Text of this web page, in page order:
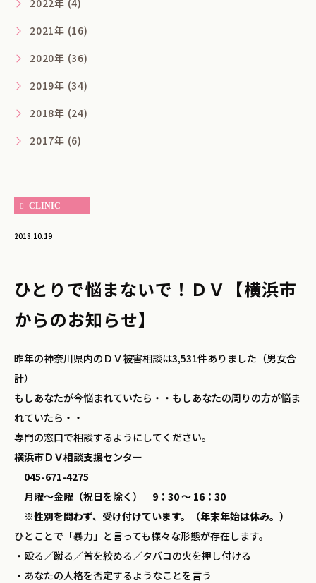
CLINIC
2018.10.19
ひとりで悩まないで！ＤＶ【横浜市
からのお知らせ】
昨年の神奈川県内のＤＶ被害相談は3,531件ありました（男女合
計）
もしあなたが今悩まれていたら・・もしあなたの周りの方が悩ま
れていたら・・
専門の窓口で相談するようにしてください。
横浜市ＤＶ相談支援センター
045-671-4275
月曜～金曜（祝日を除く） 9：30 ～ 16：30
※性別を問わず、受け付けています。（年末年始は休み。）
ひとことで「暴力」と言っても様々な形態が存在します。
・殴る／蹴る／首を絞める／タバコの火を押し付ける
・あなたの人格を否定するようなことを言う
2022年 (4)
2021年 (16)
2020年 (36)
2019年 (34)
2018年 (24)
2017年 (6)